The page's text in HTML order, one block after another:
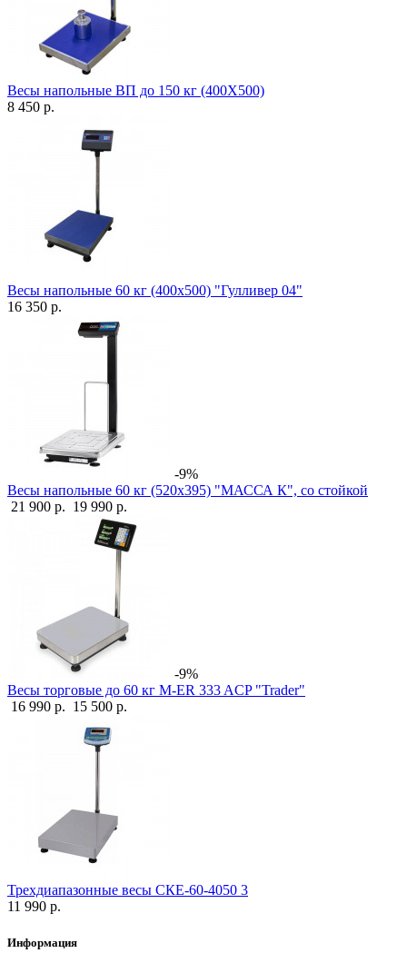
Весы напольные ВП до 150 кг (400Х500)
8 450 р.
Весы напольные 60 кг (400х500) "Гулливер 04"
16 350 р.
-9%
Весы напольные 60 кг (520х395) "МАССА К", со стойкой
21 900 р. 19 990 р.
-9%
Весы торговые до 60 кг M-ER 333 ACP "Trader"
16 990 р. 15 500 р.
Трехдиапазонные весы СКЕ-60-4050 3
11 990 р.
Информация